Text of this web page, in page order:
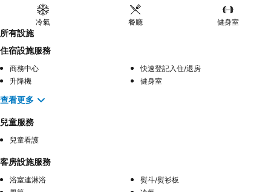
冷氣 餐廳 健身室
所有設施
住宿設施服務
商務中心
快速登記入住/退房
升降機
健身室
查看更多
兒童服務
兒童看護
客房設施服務
浴室連淋浴
熨斗/熨衫板